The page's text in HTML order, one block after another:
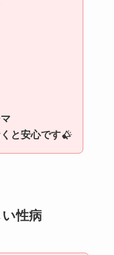
と安心です
性病